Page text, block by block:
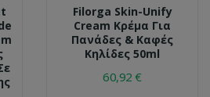
Filorga Skin-Unify
Cream Κρέμα Για
Πανάδες & Καφές
Κηλίδες 50ml
60,92 €